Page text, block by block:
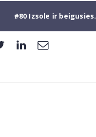
#80 Izsole ir beigusies.